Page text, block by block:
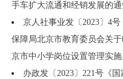
手车扩大流通和经销发展的通
京人社事业发〔2023〕4
保障局北京市教育委员会关
京市中小学岗位设置管理实施
办政发〔2023〕221号《